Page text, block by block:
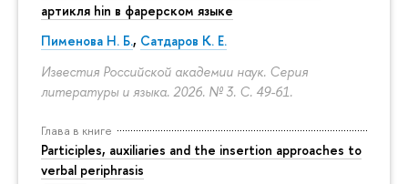
артикля hin в фарерском языке
Пименова Н. Б., Сатдаров К. Е.
Известия Российской академии наук. Серия
литературы и языка. 2026. № 3. С. 49-61.
Глава в книге
Participles, auxiliaries and the insertion approaches to
verbal periphrasis